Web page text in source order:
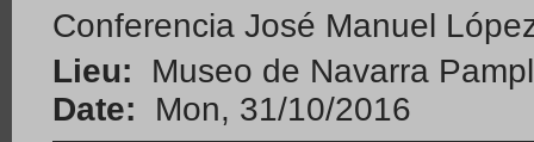
Conferencia José Manuel
Lieu:
Museo de Navarra
Date:
Mon, 31/10/2016